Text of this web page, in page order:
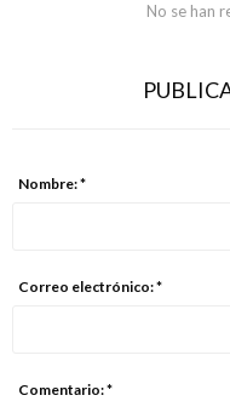
No se han
Nombre: *
Correo electrónico: *
Comentario: *